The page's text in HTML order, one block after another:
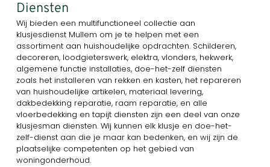
Diensten
Wij bieden een multifunctioneel collectie aan
klusjesdienst Mullem om je te helpen met een
assortiment aan huishoudelijke opdrachten. Schilderen,
decoreren, loodgieterswerk, elektra, vlonders, hekwerk,
algemene functie installaties, doe-het-zelf diensten
zoals het installeren van rekken en kasten, het repareren
van huishoudelijke artikelen, materiaal levering,
dakbedekking reparatie, raam reparatie, en alle
vloerbedekking en tapijt diensten zijn een deel van onze
klusjesman diensten. Wij kunnen elk klusje en doe-het-
zelf-dienst aan die je maar kan bedenken, en wij zijn de
plaatselijke competenten op het gebied van
woningonderhoud.